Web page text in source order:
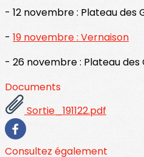
- 12 novembre : Plateau des
- 19 novembre : Vernaison
- 26 novembre : Plateau des
Documents
Sortie_191122.pdf
Consultez également